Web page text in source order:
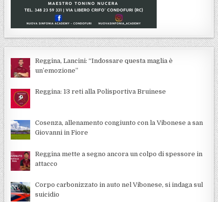
Reggina, Lancini: “Indossare questa maglia è
un’emozione”
Reggina: 13 reti alla Polisportiva Bruinese
Cosenza, allenamento congiunto con la Vibonese a san
Giovanni in Fiore
Reggina mette a segno ancora un colpo di spessore in
attacco
Corpo carbonizzato in auto nel Vibonese, si indaga sul
suicidio